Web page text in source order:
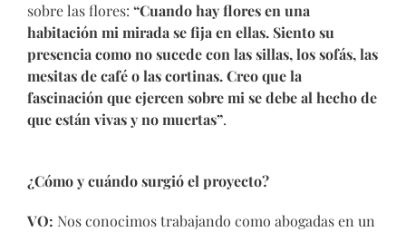
sobre las flores: “Cuando hay flores en una
habitación mi mirada se fija en ellas. Siento su
presencia como no sucede con las sillas, los sofás, las
mesitas de café o las cortinas. Creo que la
fascinación que ejercen sobre mi se debe al hecho de
que están vivas y no muertas”.
¿Cómo y cuándo surgió el proyecto?
VO: Nos conocimos trabajando como abogadas en un